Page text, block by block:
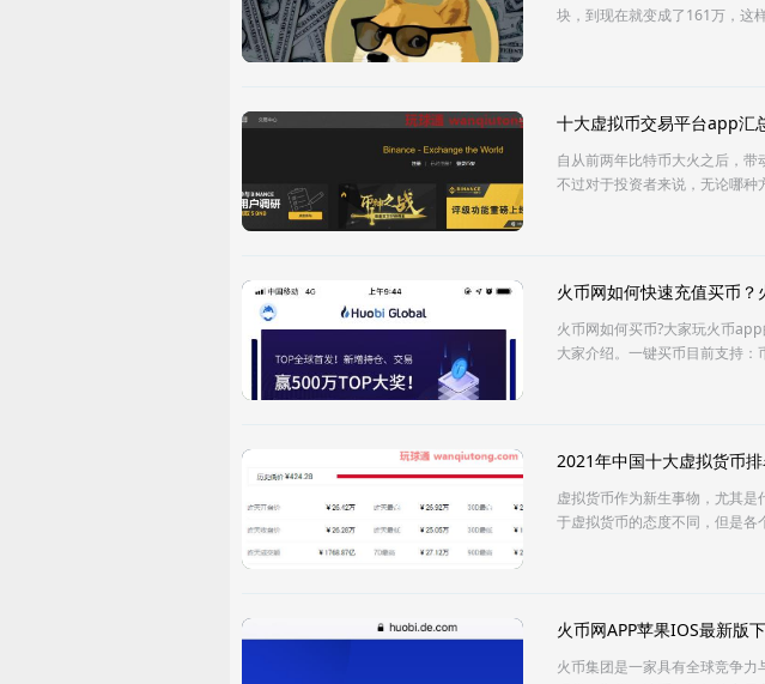
块，到现在就变成了161万，这
十大虚拟币交易平台app汇
自从前两年比特币大火之后，
不过对于投资者来说，无论哪种
火币网如何快速充值买币
火币网如何买币?大家玩火币
大家介绍。一键买币目前支持：
2021年中国十大虚拟货币排
虚拟货币作为新生事物，尤其
于虚拟货币的态度不同，但是各
火币网APP苹果IOS最新版
火币集团是一家具有全球竞争